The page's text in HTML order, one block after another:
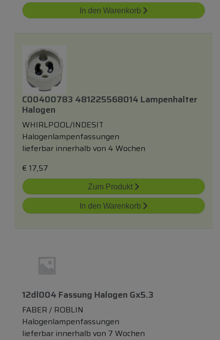
In den Warenkorb
C00400783 481225568014 Lampenhalter
Halogen
WHIRLPOOL/INDESIT
Halogenlampenfassungen
lieferbar innerhalb von 4 Wochen
€ 17,57
Zum Produkt
In den Warenkorb
12dl004 Fassung Halogen Gx5.3
FABER / ROBLIN
Halogenlampenfassungen
lieferbar innerhalb von 7 Wochen